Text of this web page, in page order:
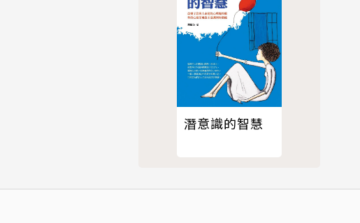
潛意識的智慧